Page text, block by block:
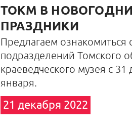
ТОКМ В
ПРАЗДНИКИ
Предлагаем ознакомиться
подразделений Томского
краеведческого музея с 31
января.
21 декабря 2022